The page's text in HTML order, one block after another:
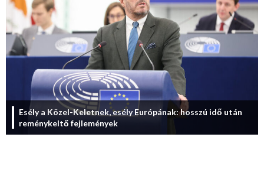
Esély a Közel-Keletnek, esély Európának: hosszú idő után
reménykeltő fejlemények